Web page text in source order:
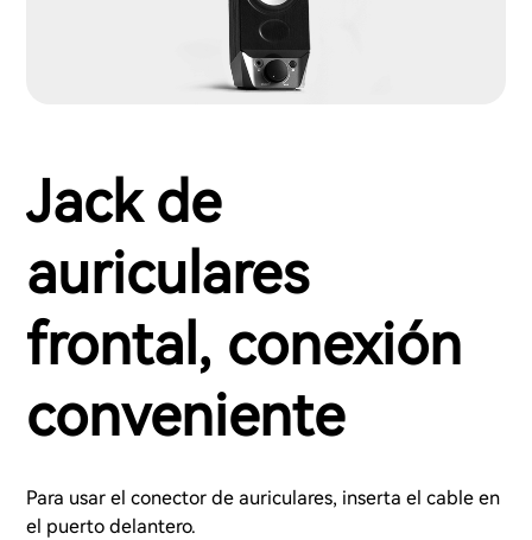
Jack de
auriculares
frontal, conexión
conveniente
Para usar el conector de auriculares, inserta el cable en
el puerto delantero.